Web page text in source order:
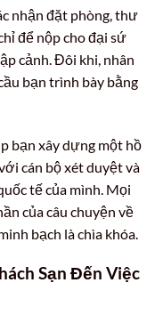
nhận đặt phòng, thư
để nộp cho đại sứ
cảnh. Đôi khi, nhân
bạn trình bày bằng
bạn xây dựng một hồ
cán bộ xét duyệt và
tế của mình. Mọi
của câu chuyện về
bạch là chìa khóa.
Sạn Đến Việc